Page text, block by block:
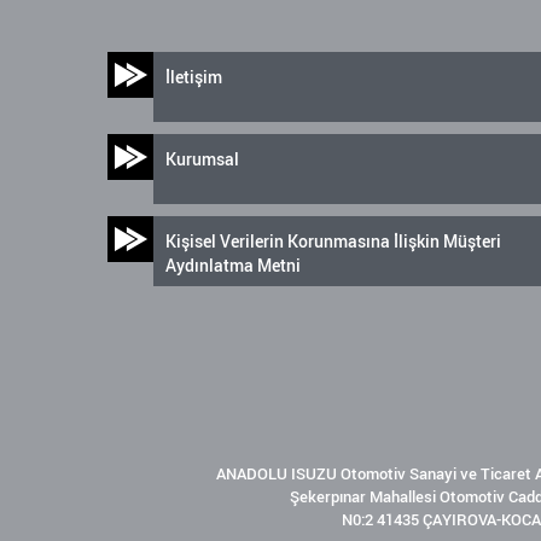
İletişim
Kurumsal
Kişisel Verilerin Korunmasına İlişkin Müşteri
Aydınlatma Metni
ANADOLU ISUZU Otomotiv Sanayi ve Ticaret
Şekerpınar Mahallesi Otomotiv
N0:2 41435 ÇAYIROVA-